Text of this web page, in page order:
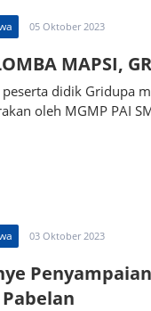
05 Oktober 2023
MAPSI,
didik Gridupa
oleh MGMP PAI
03 Oktober 2023
Pabelan